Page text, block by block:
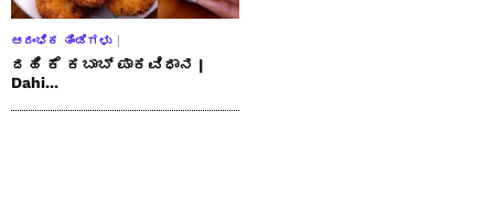
ಆರಂಭಿಕ ತಿಂಡಿಗಳು
ದಹಿ ಕೆ ಕಬಾಬ್ ಪಾಕವಿಧಾನ |
Dahi...